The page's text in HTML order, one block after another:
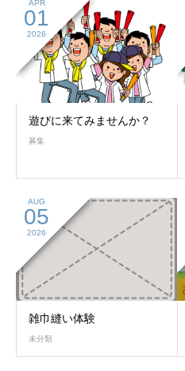
APR
01
2026
遊びに来てみませんか？
募集
AUG
05
2026
雑巾縫い体験
未分類